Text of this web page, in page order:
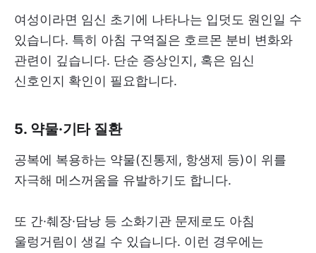
여성이라면 임신 초기에 나타나는 입덧도 원인일 수
있습니다. 특히 아침 구역질은 호르몬 분비 변화와
관련이 깊습니다. 단순 증상인지, 혹은 임신
신호인지 확인이 필요합니다.
5. 약물·기타 질환
공복에 복용하는 약물(진통제, 항생제 등)이 위를
자극해 메스꺼움을 유발하기도 합니다.
또 간·췌장·담낭 등 소화기관 문제로도 아침
울렁거림이 생길 수 있습니다. 이런 경우에는